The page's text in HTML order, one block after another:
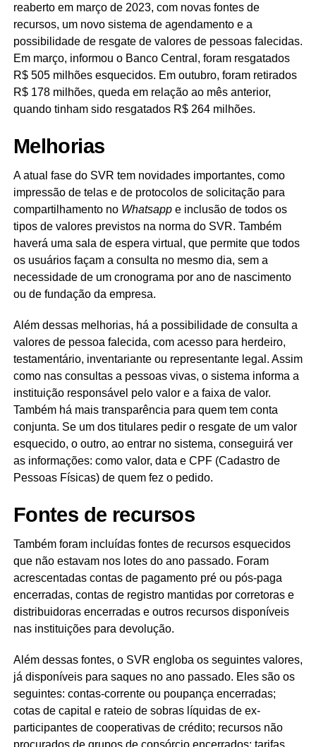
reaberto em março de 2023, com novas fontes de
recursos, um novo sistema de agendamento e a
possibilidade de resgate de valores de pessoas falecidas.
Em março, informou o Banco Central, foram resgatados
R$ 505 milhões esquecidos. Em outubro, foram retirados
R$ 178 milhões, queda em relação ao mês anterior,
quando tinham sido resgatados R$ 264 milhões.
Melhorias
A atual fase do SVR tem novidades importantes, como
impressão de telas e de protocolos de solicitação para
compartilhamento no Whatsapp e inclusão de todos os
tipos de valores previstos na norma do SVR. Também
haverá uma sala de espera virtual, que permite que todos
os usuários façam a consulta no mesmo dia, sem a
necessidade de um cronograma por ano de nascimento
ou de fundação da empresa.
Além dessas melhorias, há a possibilidade de consulta a
valores de pessoa falecida, com acesso para herdeiro,
testamentário, inventariante ou representante legal. Assim
como nas consultas a pessoas vivas, o sistema informa a
instituição responsável pelo valor e a faixa de valor.
Também há mais transparência para quem tem conta
conjunta. Se um dos titulares pedir o resgate de um valor
esquecido, o outro, ao entrar no sistema, conseguirá ver
as informações: como valor, data e CPF (Cadastro de
Pessoas Físicas) de quem fez o pedido.
Fontes de recursos
Também foram incluídas fontes de recursos esquecidos
que não estavam nos lotes do ano passado. Foram
acrescentadas contas de pagamento pré ou pós-paga
encerradas, contas de registro mantidas por corretoras e
distribuidoras encerradas e outros recursos disponíveis
nas instituições para devolução.
Além dessas fontes, o SVR engloba os seguintes valores,
já disponíveis para saques no ano passado. Eles são os
seguintes: contas-corrente ou poupança encerradas;
cotas de capital e rateio de sobras líquidas de ex-
participantes de cooperativas de crédito; recursos não
procurados de grupos de consórcio encerrados; tarifas